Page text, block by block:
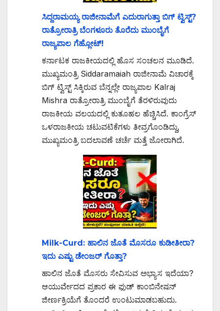
ಸಿದ್ದರಾಮಯ್ಯ ರಾಜೀನಾಮೆಗೆ ಎದುರಾಗುತ್ತಾ ಬಿಗ್ ಟ್ವಿಸ್ಟ್?
ರಾತ್ರೋರಾತ್ರಿ ಬೆಂಗಳೂರು ತೊರೆದು ಮುಂಬೈಗೆ
ರಾಜ್ಯಪಾಲ ಗೆಹ್ಲೋಟ್!
ಕರ್ನಾಟಕ ರಾಜಕೀಯದಲ್ಲಿ ಹೊಸ ಸಂಚಲನ ಮೂಡಿದೆ.
ಮುಖ್ಯಮಂತ್ರಿ Siddaramaiah ರಾಜೀನಾಮೆ ವಿಚಾರಕ್ಕೆ
ಬಿಗ್ ಟ್ವಿಸ್ಟ್ ಸಿಕ್ಕಿರುವ ಬೆನ್ನಲ್ಲೇ ರಾಜ್ಯಪಾಲ Kalraj
Mishra ರಾತ್ರೋರಾತ್ರಿ ಮುಂಬೈಗೆ ತೆರಳಿರುವುದು
ರಾಜಕೀಯ ವಲಯದಲ್ಲಿ ಕುತೂಹಲ ಹೆಚ್ಚಿಸಿದೆ. ಕಾಂಗ್ರೆಸ್
ಒಳರಾಜಕೀಯ ಚಟುವಟಿಕೆಗಳು ತೀವ್ರಗೊಂಡಿದ್ದು,
ಮುಖ್ಯಮಂತ್ರಿ ಬದಲಾವಣೆ ಚರ್ಚೆ ಮತ್ತೆ ಜೋರಾಗಿದೆ.
Milk-Curd: ಹಾಲಿನ ಜೊತೆ ಮೊಸರೂ ಕುಡೀತೀರಾ?
ಇದು ಎಷ್ಟು ಡೇಂಜರ್ ಗೊತ್ತಾ?
ಹಾಲಿನ ಜೊತೆ ಮೊಸರು ಸೇವಿಸುವ ಅಭ್ಯಾಸ ಇದೆಯಾ?
ಆಯುರ್ವೇದದ ಪ್ರಕಾರ ಈ ಫುಡ್ ಕಾಂಬಿನೇಷನ್
ಜೀರ್ಣಕ್ರಿಯೆಗೆ ತೊಂದರೆ ಉಂಟುಮಾಡಬಹುದು.